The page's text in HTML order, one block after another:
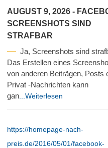
AUGUST 9, 2026 -
SCREENSHOTS SIND
STRAFBAR
Ja, Screenshots sind
Das Erstellen eines
von anderen Beiträgen, Posts
Privat -Nachrichten kann
gan ...Weiterlesen
https://homepage-nach-
preis.de/2016/05/01/facebook-